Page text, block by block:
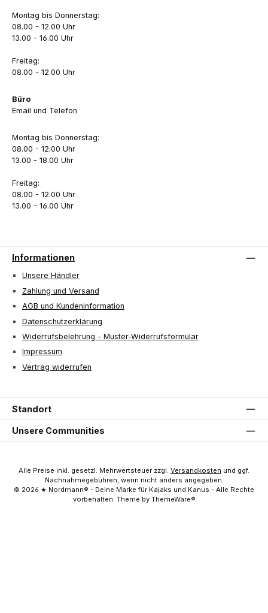
Montag bis Donnerstag:
08.00 - 12.00 Uhr
13.00 - 16.00 Uhr
Freitag:
08.00 - 12.00 Uhr
Büro
Email und Telefon
Montag bis Donnerstag:
08.00 - 12.00 Uhr
13.00 - 18.00 Uhr
Freitag:
08.00 - 12.00 Uhr
13.00 - 16.00 Uhr
Informationen
Unsere Händler
Zahlung und Versand
AGB und Kundeninformation
Datenschutzerklärung
Widerrufsbelehrung - Muster-Widerrufsformular
Impressum
Vertrag widerrufen
Standort
Unsere Communities
Alle Preise inkl. gesetzl. Mehrwertsteuer zzgl. Versandkosten und ggf.
Nachnahmegebühren, wenn nicht anders angegeben.
© 2026 ★ Nordmann® - Deine Marke für Kajaks und Kanus - Alle Rechte
vorbehalten. Theme by ThemeWare®